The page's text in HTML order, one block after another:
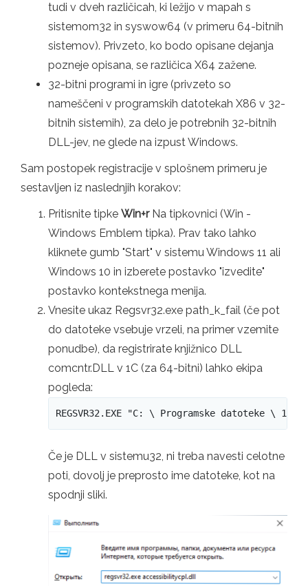
tudi v dveh različicah, ki ležijo v mapah s
sistemom32 in syswow64 (v primeru 64-bitnih
sistemov). Privzeto, ko bodo opisane dejanja
pozneje opisana, se različica X64 zažene.
32-bitni programi in igre (privzeto so
nameščeni v programskih datotekah X86 v 32-
bitnih sistemih), za delo je potrebnih 32-bitnih
DLL-jev, ne glede na izpust Windows.
Sam postopek registracije v splošnem primeru je
sestavljen iz naslednjih korakov:
Pritisnite tipke Win+rNa tipkovnici (Win -
Windows Emblem tipka). Prav tako lahko
kliknete gumb "Start" v sistemu Windows 11 ali
Windows 10 in izberete postavko "izvedite"
postavko kontekstnega menija.
Vnesite ukaz Regsvr32.exe path_k_fail (če pot
do datoteke vsebuje vrzeli, na primer vzemite
ponudbe), da registrirate knjižnico DLL
comcntr.DLL v 1C (za 64-bitni) lahko ekipa
pogleda:
REGSVR32.EXE "C: \ Programske datoteke \
Če je DLL v sistemu32, ni treba navesti celotne
poti, dovolj je preprosto ime datoteke, kot na
spodnji sliki.